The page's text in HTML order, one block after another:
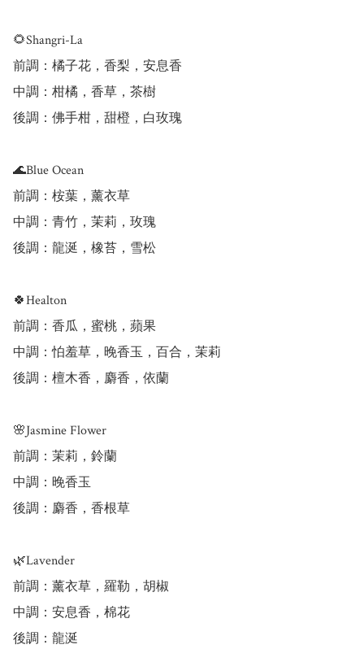
🌻Shangri-La
前調：橘子花，香梨，安息香
中調：柑橘，香草，茶樹
後調：佛手柑，甜橙，白玫瑰
🌊Blue Ocean
前調：桉葉，薰衣草
中調：青竹，茉莉，玫瑰
後調：龍涎，橡苔，雪松
🍀Healton
前調：香瓜，蜜桃，蘋果
中調：怕羞草，晚香玉，百合，茉莉
後調：檀木香，麝香，依蘭
🌸Jasmine Flower
前調：茉莉，鈴蘭
中調：晚香玉
後調：麝香，香根草
🌿Lavender
前調：薰衣草，羅勒，胡椒
中調：安息香，棉花
後調：龍涎